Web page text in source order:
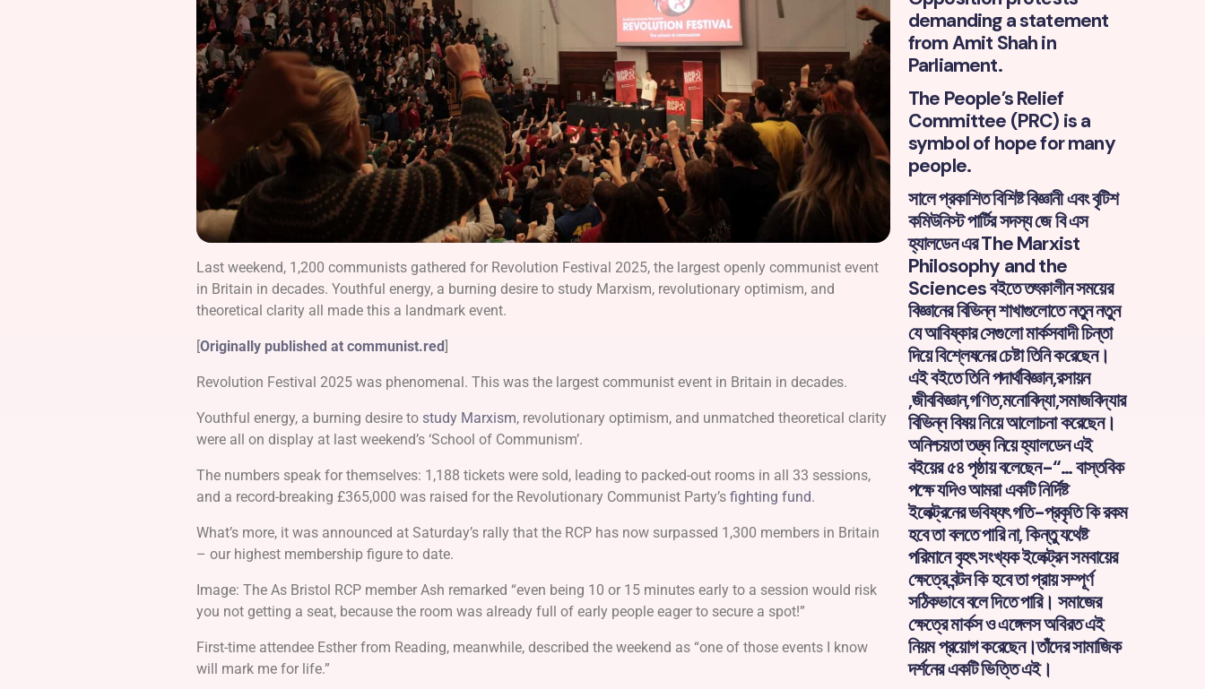
Last weekend, 1,200 communists gathered for Revolution Festival 2025, the largest openly communist event
in Britain in decades. Youthful energy, a burning desire to study Marxism, revolutionary optimism, and
theoretical clarity all made this a landmark event.
[Originally published at communist.red
Revolution Festival 2025 was phenomenal. This was the largest communist event in Britain in decades.
Youthful energy, a burning desire to study Marxism, revolutionary optimism, and unmatched theoretical clarity
were all on display at last weekend’s ‘School of Communism’.
The numbers speak for themselves: 1,188 tickets were sold, leading to packed-out rooms in all 33 sessions,
and a record-breaking £365,000 was raised for the Revolutionary Communist Party’s fighting fund.
What’s more, it was announced at Saturday’s rally that the RCP has now surpassed 1,300 members in Britain
– our highest membership figure to date.
Image: The As Bristol RCP member Ash remarked “even being 10 or 15 minutes early to a session would risk
you not getting a seat, because the room was already full of early people eager to secure a spot!”
First-time attendee Esther from Reading, meanwhile, described the weekend as “one of those events I know
will mark me for life.”
demanding a statement
from Amit Shah in
Parliament.
The People’s Relief
Committee (PRC) is a
symbol of hope for many
people.
সালে প্রকাশিত বিশিষ্ট বিজ্ঞানী এবং বৃটিশ
কমিউনিস্ট পার্টির সদস্য জে বি এস
হ্যালডেন এর The Marxist
Philosophy and the
Sciences বইতে তৎকালীন সময়ের
বিজ্ঞানের বিভিন্ন শাখাগুলোতে নতুন নতুন
যে আবিষ্কার সেগুলো মার্কসবাদী চিন্তা
দিয়ে বিশ্লেষনের চেষ্টা তিনি করেছেন।
এই বইতে তিনি পদার্থবিজ্ঞান,রসায়ন
,জীববিজ্ঞান,গণিত,মনোবিদ্যা,সমাজবিদ্যার
বিভিন্ন বিষয় নিয়ে আলোচনা করেছেন।
অনিশ্চয়তা তত্ত্ব নিয়ে হ্যালডেন এই
বইয়ের ৫৪ পৃষ্ঠায় বলেছেন-“… বাস্তবিক
পক্ষে যদিও আমরা একটি নির্দিষ্ট
ইলেক্ট্রনের ভবিষ্যৎ গতি-প্রকৃতি কি রকম
হবে তা বলতে পারি না, কিন্তু যথেষ্ট
পরিমানে বৃহৎ সংখ্যক ইলেক্ট্রন সমবায়ের
ক্ষেত্রে বন্টন কি হবে তা প্রায় সম্পূর্ণ
সঠিকভাবে বলে দিতে পারি। সমাজের
ক্ষেত্রে মার্কস ও এঙ্গেলস অবিরত এই
নিয়ম প্রয়োগ করেছেন।তাঁদের সামাজিক
দর্শনের একটি ভিত্তি এই।